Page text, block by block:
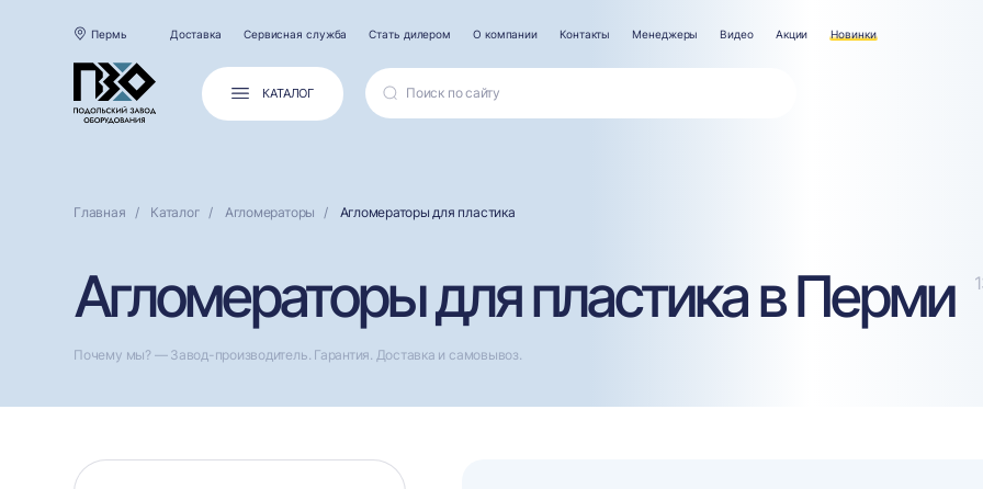
Пермь Доставка Сервисная служба Стать дилером О компании Контакты Менеджеры Видео Акции Новинки
КАТАЛОГ
Главная Каталог Агломераторы Агломераторы для пластика
Агломераторы для пластика в Перми
Почему мы? — Завод-производитель. Гарантия. Доставка и самовывоз.